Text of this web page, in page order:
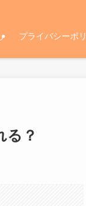
プライバシーポ
？